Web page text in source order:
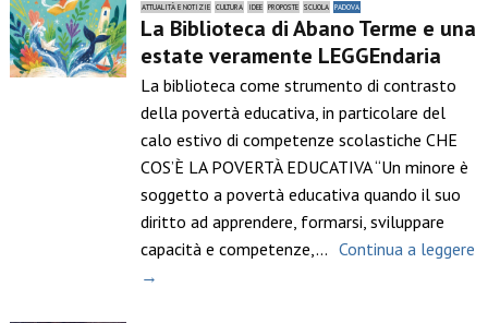
ATTUALITÀ E NOTIZIE CULTURA IDEE PROPOSTE SCUOLA PADOVA
La Biblioteca di Abano Terme e una
estate veramente LEGGEndaria
La biblioteca come strumento di contrasto
della povertà educativa, in particolare del
calo estivo di competenze scolastiche CHE
COS’È LA POVERTÀ EDUCATIVA “Un minore è
soggetto a povertà educativa quando il suo
diritto ad apprendere, formarsi, sviluppare
capacità e competenze,… Continua a leggere
→